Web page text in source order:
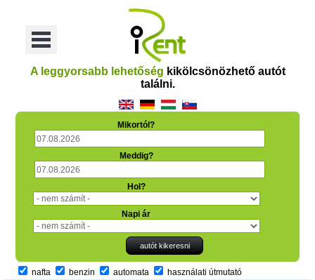
Menu
A leggyorsabb lehetőség kikölcsönözhető autót
találni.
Mikortól?
Meddig?
Hol?
Napi ár
nafta benzin automata használati útmutató